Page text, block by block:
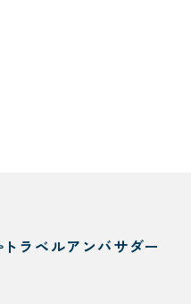
トラベルアンバサダー